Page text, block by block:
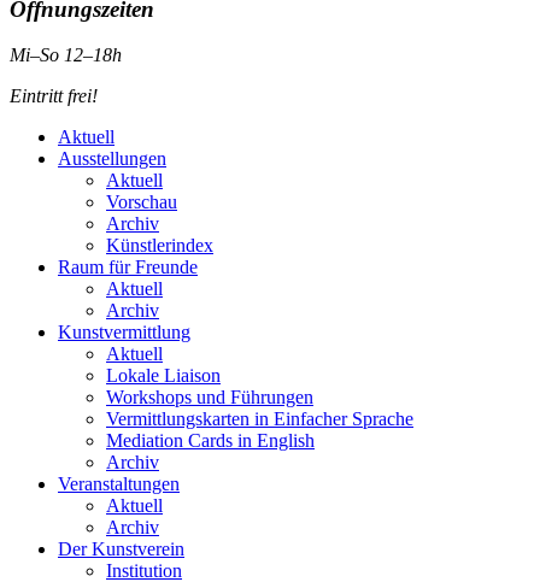
Öffnungszeiten
Mi–So 12–18h
Eintritt frei!
Aktuell
Ausstellungen
Aktuell
Vorschau
Archiv
Künstlerindex
Raum für Freunde
Aktuell
Archiv
Kunstvermittlung
Aktuell
Lokale Liaison
Workshops und Führungen
Vermittlungskarten in Einfacher Sprache
Mediation Cards in English
Archiv
Veranstaltungen
Aktuell
Archiv
Der Kunstverein
Institution